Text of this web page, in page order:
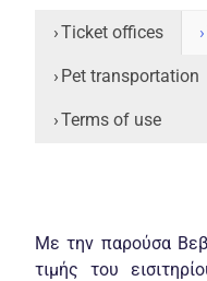
Ticket offices
Pet transportation
Terms of use
Με την παρούσα
τιμής του